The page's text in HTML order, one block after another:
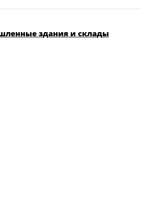
здания и склады